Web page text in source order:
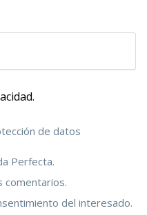
de datos
Perfecta.
comentarios.
del interesado.